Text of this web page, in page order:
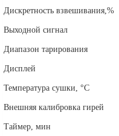
Дискретность взвешивания,%
Выходной сигнал
Диапазон тарирования
Дисплей
Температура сушки, °С
Внешняя калибровка гирей
Таймер, мин